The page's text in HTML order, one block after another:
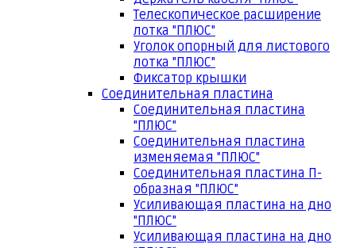
Телескопическое расширение
лотка "ПЛЮС"
Уголок опорный для листового
лотка "ПЛЮС"
Фиксатор крышки
Соединительная пластина
Соединительная пластина
"ПЛЮС"
Соединительная пластина
изменяемая "ПЛЮС"
Соединительная пластина П-
образная "ПЛЮС"
Усиливающая пластина на дно
"ПЛЮС"
Усиливающая пластина на дно